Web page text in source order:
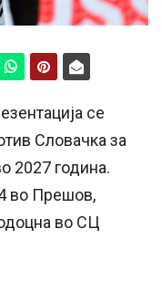
се
Словачка за
2027 година.
во Прешов,
во СЦ